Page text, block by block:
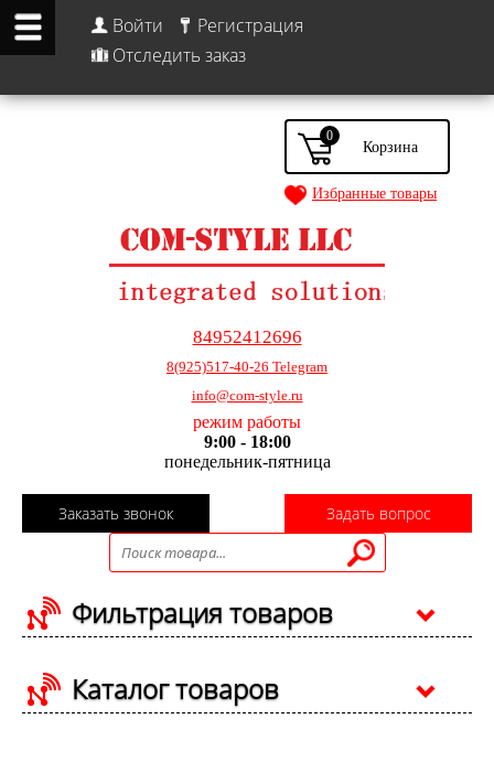
Войти
Регистрация
Отследить заказ
84952412696
8(925)517-40-26 Telegram
info@com-style.ru
режим работы
9:00 - 18:00
понедельник-пятница
Заказать звонок Задать вопрос
0
Избранные товары
Фильтрация товаров
Каталог товаров